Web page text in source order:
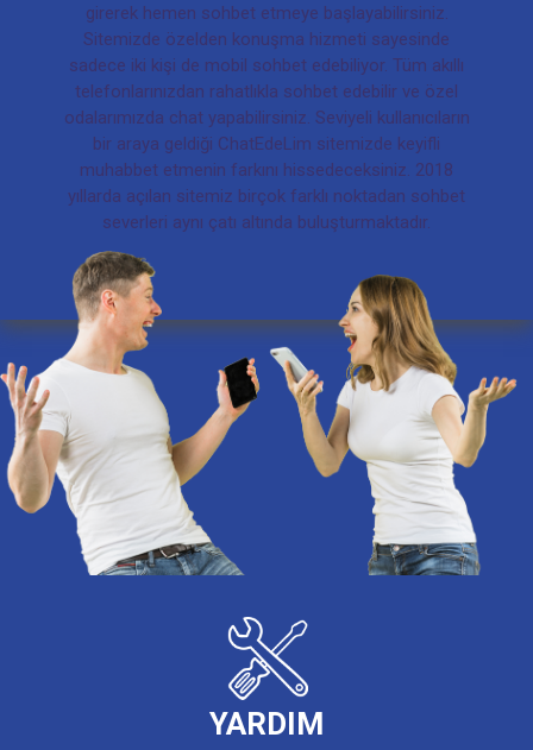
girerek hemen sohbet etmeye başlayabilirsiniz.
Sitemizde özelden konuşma hizmeti sayesinde
sadece iki kişi de mobil sohbet edebiliyor. Tüm akıllı
telefonlarınızdan rahatlıkla sohbet edebilir ve özel
odalarımızda chat yapabilirsiniz. Seviyeli kullanıcıların
bir araya geldiği ChatEdeLim sitemizde keyifli
muhabbet etmenin farkını hissedeceksiniz. 2018
yıllarda açılan sitemiz birçok farklı noktadan sohbet
severleri aynı çatı altında buluşturmaktadır.
YARDIM